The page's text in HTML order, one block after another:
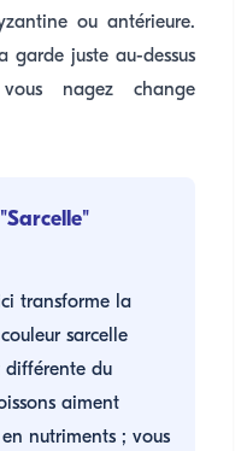
ou antérieure.
garde juste au-dessus
nagez change
transforme la
sarcelle
différente du
aiment
nutriments ; vous